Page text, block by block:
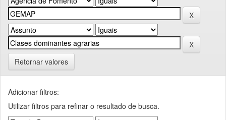
Retornar valores
Adicionar filtros:
Utilizar filtros para refinar o resultado de busca.